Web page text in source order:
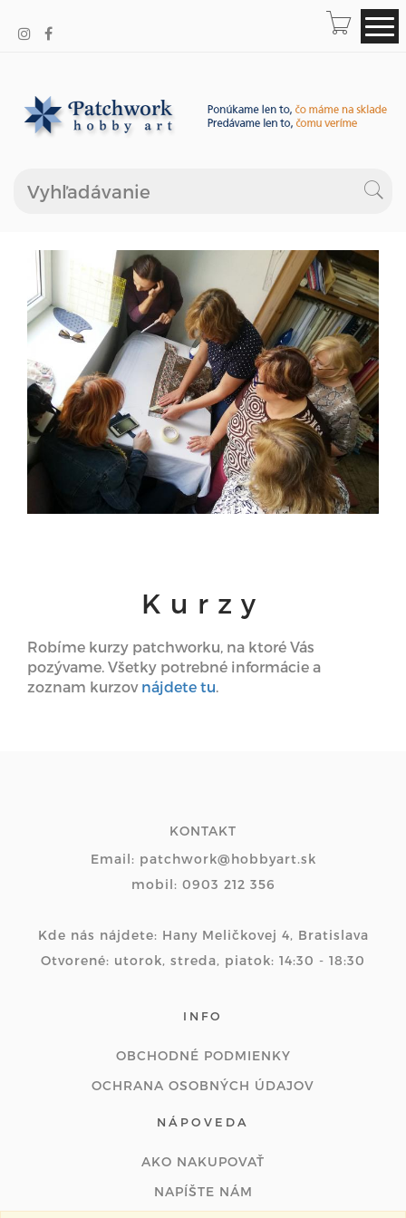
Kurzy
Robíme kurzy patchworku, na ktoré Vás
pozývame. Všetky potrebné informácie a
zoznam kurzov nájdete tu.
KONTAKT
Email: patchwork@hobbyart.sk
mobil: 0903 212 356
Kde nás nájdete: Hany Meličkovej 4, Bratislava
Otvorené: utorok, streda, piatok: 14:30 - 18:30
INFO
OBCHODNÉ PODMIENKY
OCHRANA OSOBNÝCH ÚDAJOV
NÁPOVEDA
AKO NAKUPOVAŤ
NAPÍŠTE NÁM